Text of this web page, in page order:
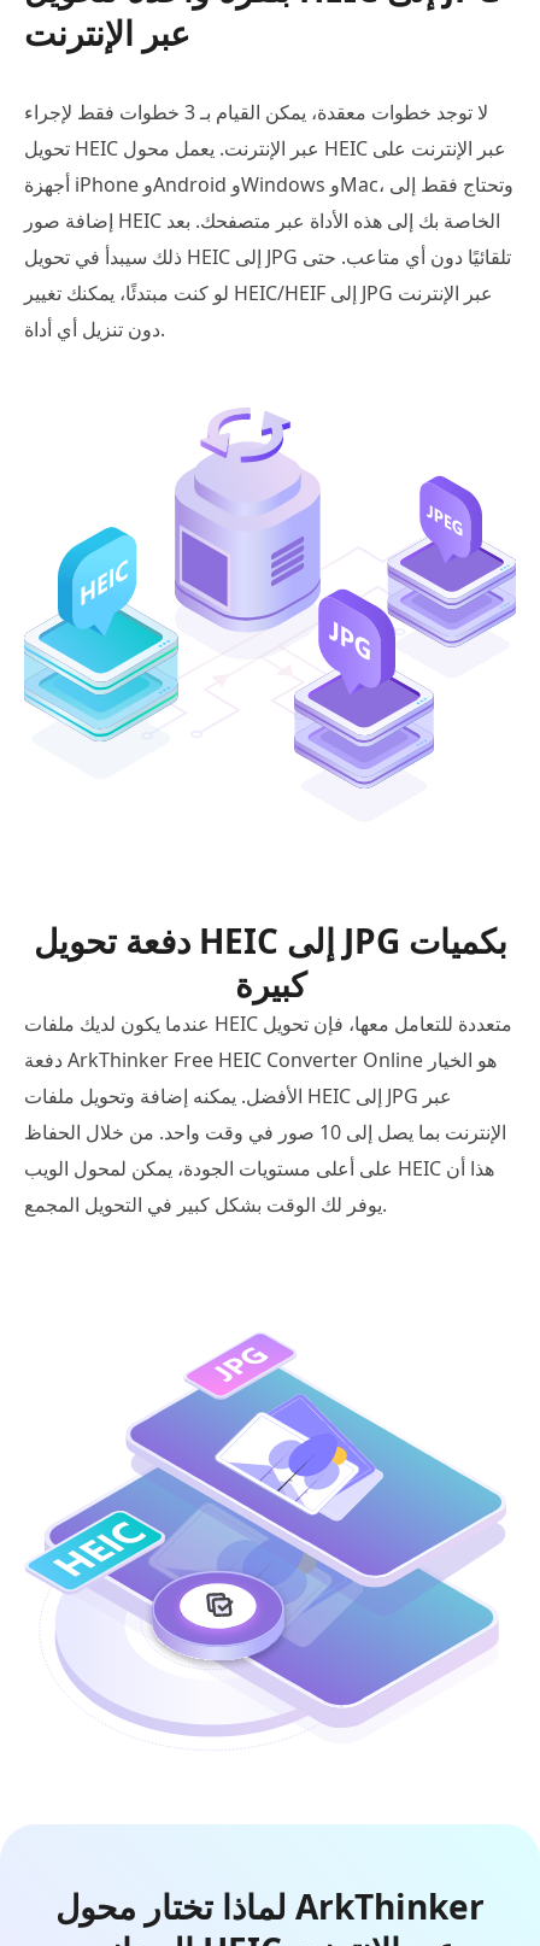
عبر الإنترنت
لا توجد خطوات معقدة، يمكن القيام بـ 3 خطوات فقط لإجراء
تحويل HEIC عبر الإنترنت. يعمل محول HEIC عبر الإنترنت على
أجهزة iPhone وAndroid وWindows وMac، وتحتاج فقط إلى
إضافة صور HEIC الخاصة بك إلى هذه الأداة عبر متصفحك. بعد
ذلك سيبدأ في تحويل HEIC إلى JPG تلقائيًا دون أي متاعب. حتى
لو كنت مبتدئًا، يمكنك تغيير HEIC/HEIF إلى JPG عبر الإنترنت
دون تنزيل أي أداة.
دفعة تحويل HEIC إلى JPG بكميات
كبيرة
عندما يكون لديك ملفات HEIC متعددة للتعامل معها، فإن تحويل
دفعة ArkThinker Free HEIC Converter Online هو الخيار
الأفضل. يمكنه إضافة وتحويل ملفات HEIC إلى JPG عبر
الإنترنت بما يصل إلى 10 صور في وقت واحد. من خلال الحفاظ
على أعلى مستويات الجودة، يمكن لمحول الويب HEIC هذا أن
يوفر لك الوقت بشكل كبير في التحويل المجمع.
لماذا تختار محول ArkThinker